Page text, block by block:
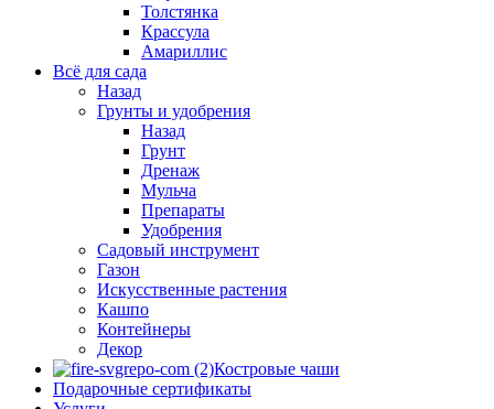
Толстянка
Крассула
Амариллис
Всё для сада
Назад
Грунты и удобрения
Назад
Грунт
Дренаж
Мульча
Препараты
Удобрения
Садовый инструмент
Газон
Искусственные растения
Кашпо
Контейнеры
Декор
Костровые чаши
Подарочные сертификаты